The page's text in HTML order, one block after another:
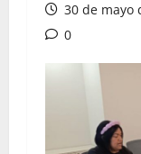
30 de mayo
0